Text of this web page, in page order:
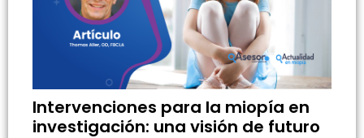
Intervenciones para la miopía en
investigación: una visión de futuro